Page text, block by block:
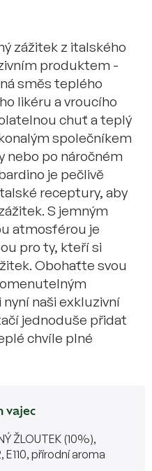
zážitek z italského
produktem -
směs teplého
likéru a vroucího
chuť a teplý
společníkem
nebo po náročném
je pečlivě
receptury, aby
S jemným
atmosférou je
pro ty, kteří si
Obohaťte svou
naši exkluzivní
jednoduše přidat
chvíle plné
vajec
ŽLOUTEK (10%),
E110, přírodní aroma